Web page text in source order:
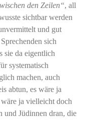
den Zeilen“, all
sichtbar werden
und gut
sich
sie da eigentlich
systematisch
machen, auch
abtun, es wäre ja
ja vielleicht doch
und Jüdinnen dran, die